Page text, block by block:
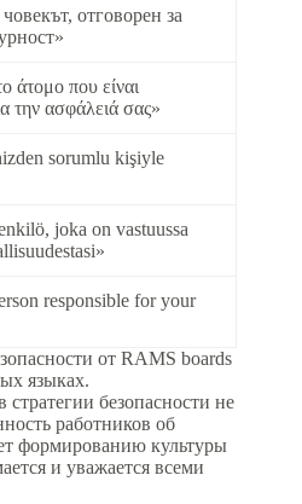
отговорен за
άτομο που είναι
την ασφάλειά σας»
sorumlu kişiyle
joka on vastuussa
responsible for your
от RAMS boards
языках.
безопасности не
работников об
формированию культуры
и уважается всеми